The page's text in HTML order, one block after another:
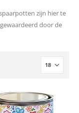
zijn hier te
door de